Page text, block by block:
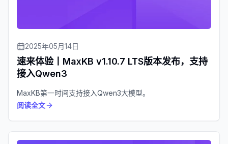
2025年05月14日
速来体验丨MaxKB v1.10.7 LTS版本发布，支持
接入Qwen3
MaxKB第一时间支持接入Qwen3大模型。
阅读全文